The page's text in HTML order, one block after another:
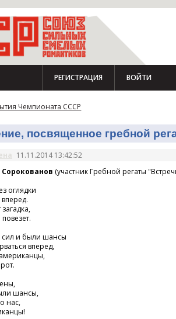
РЕГИСТРАЦИЯ ВОЙТИ
Чемпионата СССР
посвященное гребной
11.11.2014 13:42:52
(участник Гребной регаты
оглядки
сил и были шансы
вперед,
шансы,
нас,